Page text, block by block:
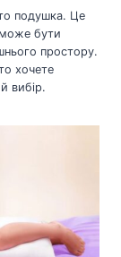
подушка. Це
бути
простору.
хочете
вибір.